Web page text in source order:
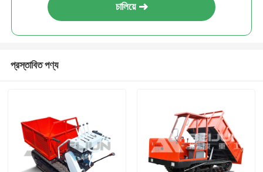
চালিয়ে
প্রস্তাবিত পণ্য